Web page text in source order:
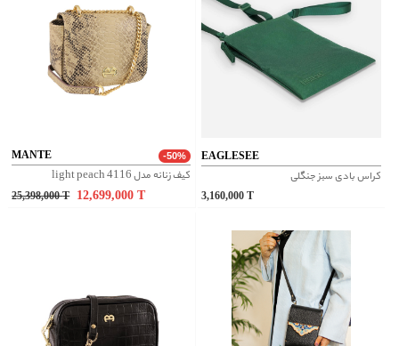
MANTE -50%
کیف زنانه مدل 4116 light peach
25,398,000 T 12,699,000
EAGLESEE
کراس بادی سبز جنگلی
3,160,000